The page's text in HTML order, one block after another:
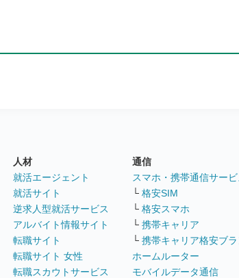
人材
就活エージェント
就活サイト
逆求人型就活サービス
アルバイト情報サイト
転職サイト
転職サイト 女性
転職スカウトサービス
通信
スマホ・携帯通信サービ
└ 格安SIM
└ 格安スマホ
└ 携帯キャリア
└ 携帯キャリア格安ブラ
ホームルーター
モバイルデータ通信